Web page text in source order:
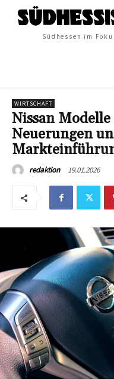
Südhessen im
WIRTSCHAFT
Nissan
Neuerungen
redaktion 19.01.2026